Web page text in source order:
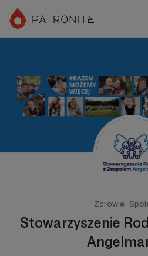
Zdrowie
Stowarzyszenie